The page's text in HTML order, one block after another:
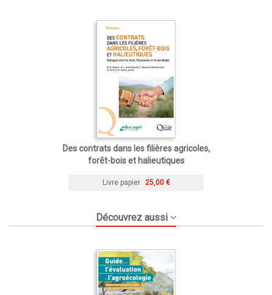
Des contrats dans les filières agricoles,
forêt-bois et halieutiques
Livre papier 25,00 €
Découvrez aussi